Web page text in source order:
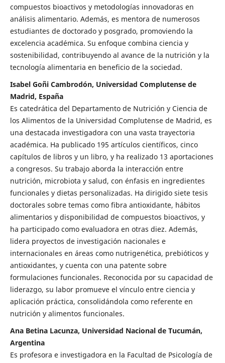
compuestos bioactivos y metodologías innovadoras en
análisis alimentario. Además, es mentora de numerosos
estudiantes de doctorado y posgrado, promoviendo la
excelencia académica. Su enfoque combina ciencia y
sostenibilidad, contribuyendo al avance de la nutrición y la
tecnología alimentaria en beneficio de la sociedad.
Isabel Goñi Cambrodón, Universidad Complutense de
Madrid, España
Es catedrática del Departamento de Nutrición y Ciencia de
los Alimentos de la Universidad Complutense de Madrid, es
una destacada investigadora con una vasta trayectoria
académica. Ha publicado 195 artículos científicos, cinco
capítulos de libros y un libro, y ha realizado 13 aportaciones
a congresos. Su trabajo aborda la interacción entre
nutrición, microbiota y salud, con énfasis en ingredientes
funcionales y dietas personalizadas. Ha dirigido siete tesis
doctorales sobre temas como fibra antioxidante, hábitos
alimentarios y disponibilidad de compuestos bioactivos, y
ha participado como evaluadora en otras diez. Además,
lidera proyectos de investigación nacionales e
internacionales en áreas como nutrigenética, prebióticos y
antioxidantes, y cuenta con una patente sobre
formulaciones funcionales. Reconocida por su capacidad de
liderazgo, su labor promueve el vínculo entre ciencia y
aplicación práctica, consolidándola como referente en
nutrición y alimentos funcionales.
Ana Betina Lacunza, Universidad Nacional de Tucumán,
Argentina
Es profesora e investigadora en la Facultad de Psicología de